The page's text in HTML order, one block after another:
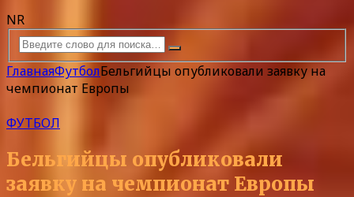
NR
ГлавнаяФутболБельгийцы опубликовали заявку на
чемпионат Европы
ФУТБОЛ
Бельгийцы опубликовали
заявку на чемпионат Европы